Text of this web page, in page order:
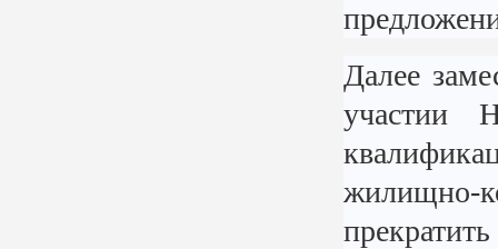
Далее
участии
жилищно-